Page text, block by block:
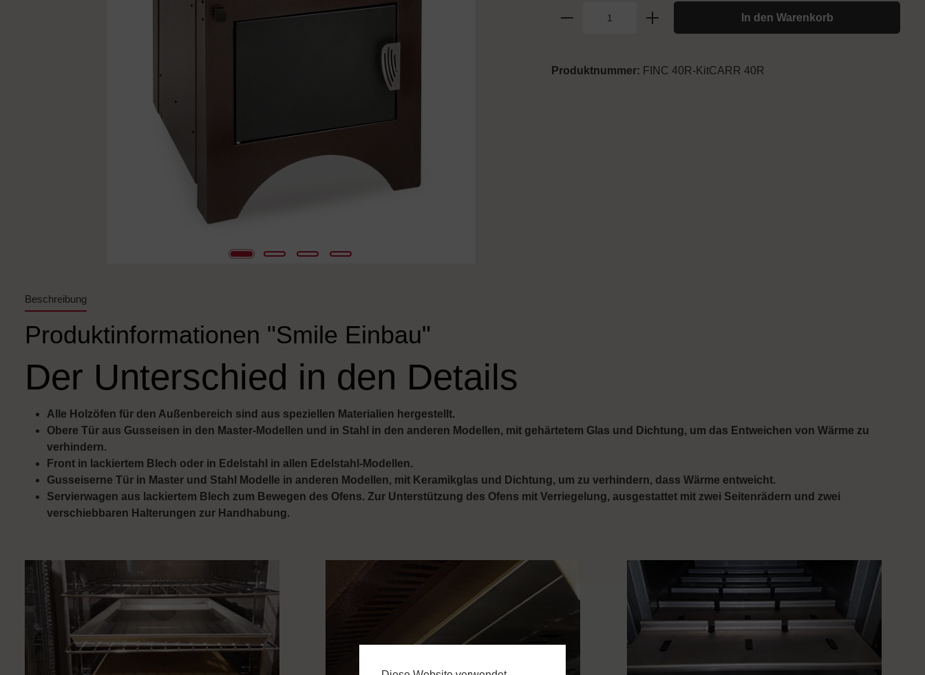
In den Warenkorb
Produktnummer: FINC 40R-KitCARR 40R
Beschreibung
Produktinformationen "Smile Einbau"
Der Unterschied in den Details
Alle Holzöfen für den Außenbereich sind aus speziellen Materialien hergestellt.
Obere Tür aus Gusseisen in den Master-Modellen und in Stahl in den anderen Modellen, mit gehärtetem Glas und Dichtung, um das Entweichen von Wärme zu
verhindern.
Front in lackiertem Blech oder in Edelstahl in allen Edelstahl-Modellen.
Gusseiserne Tür in Master und Stahl Modelle in anderen Modellen, mit Keramikglas und Dichtung, um zu verhindern, dass Wärme entweicht.
Servierwagen aus lackiertem Blech zum Bewegen des Ofens. Zur Unterstützung des Ofens mit Verriegelung, ausgestattet mit zwei Seitenrädern und zwei
verschiebbaren Halterungen zur Handhabung.